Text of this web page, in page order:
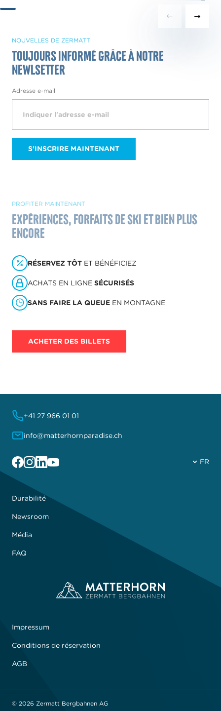
NOUVELLES DE ZERMATT
Toujours informé grâce à notre
Newlsetter
Adresse e-mail
S'INSCRIRE MAINTENANT
PROFITER MAINTENANT
Expériences, forfaits de ski et bien plus
encore
RÉSERVEZ TÔT ET BÉNÉFICIEZ
ACHATS EN LIGNE SÉCURISÉS
SANS FAIRE LA QUEUE EN MONTAGNE
ACHETER DES BILLETS
+41 27 966 01 01
info@matterhornparadise.ch
Facebook
Instagram
Linkedin
YouTube FR
Durabilité
Newsroom
Média
FAQ
Impressum
Conditions de réservation
AGB
© 2026 Zermatt Bergbahnen AG